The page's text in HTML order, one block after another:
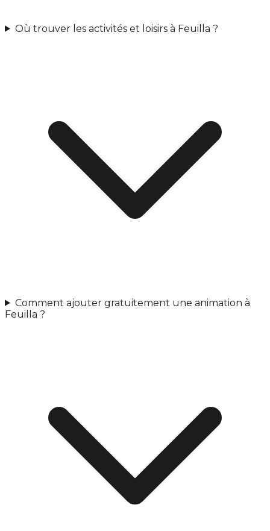
Où trouver les activités et loisirs à Feuilla ?
Comment ajouter gratuitement une animation à
Feuilla ?